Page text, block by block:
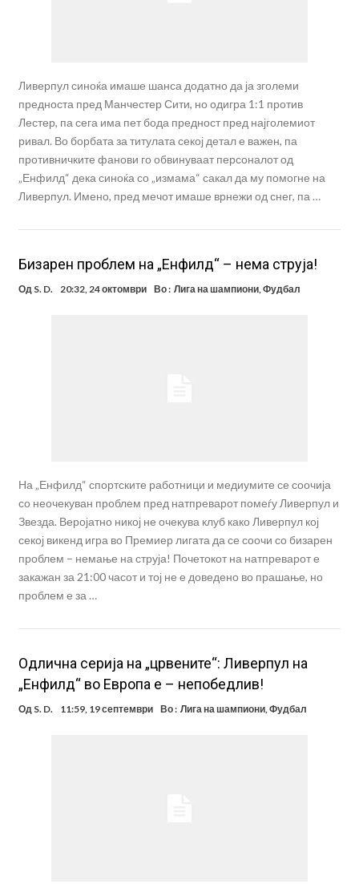
Ливерпул синоќа имаше шанса додатно да ја зголеми
предноста пред Манчестер Сити, но одигра 1:1 против
Лестер, па сега има пет бода предност пред најголемиот
ривал. Во борбата за титулата секој детал е важен, па
противничките фанови го обвинуваат персоналот од
„Енфилд“ дека синоќа со „измама“ сакал да му помогне на
Ливерпул. Имено, пред мечот имаше врнежи од снег, па …
Бизарен проблем на „Енфилд“ – нема струја!
Од S. D. 20:32, 24 октомври Во : Лига на шампиони, Фудбал
На „Енфилд“ спортските работници и медиумите се соочија
со неочекуван проблем пред натпреварот помеѓу Ливерпул и
Звезда. Веројатно никој не очекува клуб како Ливерпул кој
секој викенд игра во Премиер лигата да се соочи со бизарен
проблем – немање на струја! Почетокот на натпреварот е
закажан за 21:00 часот и тој не е доведено во прашање, но
проблем е за …
Одлична серија на „црвените“: Ливерпул на
„Енфилд“ во Европа е – непобедлив!
Од S. D. 11:59, 19 септември Во : Лига на шампиони,Фудбал